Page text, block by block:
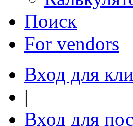
Поиск
For vendors
Вход для
|
Вход для